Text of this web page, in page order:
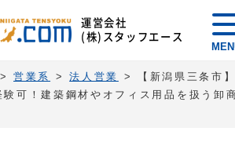
運営会社
(株)スタッフエース
> 営業系 >法人営業 >
【新潟県三条市
可！建築鋼材やオフィス用品を扱う卸